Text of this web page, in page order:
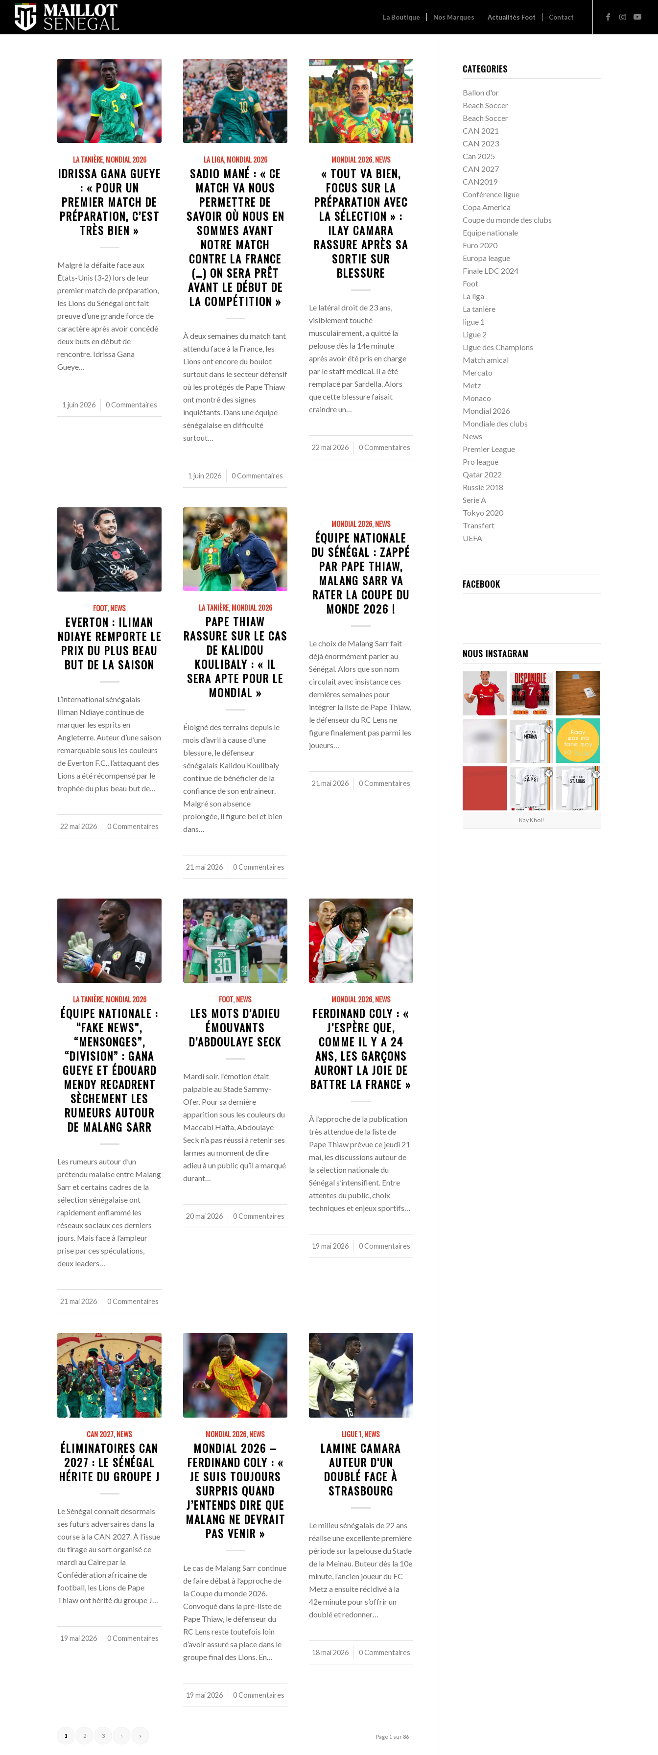
La Boutique Nos Marques Actualités Foot Contact
LA TANIÈRE,MONDIAL 2026
IDRISSA GANA GUEYE
: « POUR UN
PREMIER MATCH DE
PRÉPARATION, C’EST
TRÈS BIEN »
Malgré la défaite face aux
États-Unis (3-2) lors de leur
premier match de préparation,
les Lions du Sénégal ont fait
preuve d’une grande force de
caractère après avoir concédé
deux buts en début de
rencontre. Idrissa Gana
Gueye…
1 juin 2026
/ 0 Commentaires
LA LIGA,MONDIAL 2026
SADIO MANÉ : « CE
MATCH VA NOUS
PERMETTRE DE
SAVOIR OÙ NOUS EN
SOMMES AVANT
NOTRE MATCH
CONTRE LA FRANCE
(…) ON SERA PRÊT
AVANT LE DÉBUT DE
LA COMPÉTITION »
À deux semaines du match tant
attendu face à la France, les
Lions ont encore du boulot
surtout dans le secteur défensif
où les protégés de Pape Thiaw
ont montré des signes
inquiétants. Dans une équipe
sénégalaise en difficulté
surtout…
1 juin 2026
/ 0 Commentaires
MONDIAL 2026,NEWS
« TOUT VA BIEN,
FOCUS SUR LA
PRÉPARATION AVEC
LA SÉLECTION » :
ILAY CAMARA
RASSURE APRÈS SA
SORTIE SUR
BLESSURE
Le latéral droit de 23 ans,
visiblement touché
musculairement, a quitté la
pelouse dès la 14e minute
après avoir été pris en charge
par le staff médical. Il a été
remplacé par Sardella. Alors
que cette blessure faisait
craindre un…
22 mai 2026
/ 0 Commentaires
FOOT,NEWS
EVERTON : ILIMAN
NDIAYE REMPORTE LE
PRIX DU PLUS BEAU
BUT DE LA SAISON
L’international sénégalais
Iliman Ndiaye continue de
marquer les esprits en
Angleterre. Auteur d’une saison
remarquable sous les couleurs
de Everton F.C., l’attaquant des
Lions a été récompensé par le
trophée du plus beau but de…
22 mai 2026
/ 0 Commentaires
LA TANIÈRE,MONDIAL 2026
PAPE THIAW
RASSURE SUR LE CAS
DE KALIDOU
KOULIBALY : « IL
SERA APTE POUR LE
MONDIAL »
Éloigné des terrains depuis le
mois d’avril à cause d’une
blessure, le défenseur
sénégalais Kalidou Koulibaly
continue de bénéficier de la
confiance de son entraineur.
Malgré son absence
prolongée, il figure bel et bien
dans…
21 mai 2026
/ 0 Commentaires
MONDIAL 2026,NEWS
ÉQUIPE NATIONALE
DU SÉNÉGAL : ZAPPÉ
PAR PAPE THIAW,
MALANG SARR VA
RATER LA COUPE DU
MONDE 2026 !
Le choix de Malang Sarr fait
déjà énormément parler au
Sénégal. Alors que son nom
circulait avec insistance ces
dernières semaines pour
intégrer la liste de Pape Thiaw,
le défenseur du RC Lens ne
figure finalement pas parmi les
joueurs…
21 mai 2026
/ 0 Commentaires
LA TANIÈRE,MONDIAL 2026
ÉQUIPE NATIONALE :
“FAKE NEWS”,
“MENSONGES”,
“DIVISION” : GANA
GUEYE ET ÉDOUARD
MENDY RECADRENT
SÈCHEMENT LES
RUMEURS AUTOUR
DE MALANG SARR
Les rumeurs autour d’un
prétendu malaise entre Malang
Sarr et certains cadres de la
sélection sénégalaise ont
rapidement enflammé les
réseaux sociaux ces derniers
jours. Mais face à l’ampleur
prise par ces spéculations,
deux leaders…
21 mai 2026
/ 0 Commentaires
FOOT,NEWS
LES MOTS D’ADIEU
ÉMOUVANTS
D’ABDOULAYE SECK
Mardi soir, l’émotion était
palpable au Stade Sammy-
Ofer. Pour sa dernière
apparition sous les couleurs du
Maccabi Haïfa, Abdoulaye
Seck n’a pas réussi à retenir ses
larmes au moment de dire
adieu à un public qu’il a marqué
durant…
20 mai 2026
/ 0 Commentaires
MONDIAL 2026,NEWS
FERDINAND COLY : «
J’ESPÈRE QUE,
COMME IL Y A 24
ANS, LES GARÇONS
AURONT LA JOIE DE
BATTRE LA FRANCE »
À l’approche de la publication
très attendue de la liste de
Pape Thiaw prévue ce jeudi 21
mai, les discussions autour de
la sélection nationale du
Sénégal s’intensifient. Entre
attentes du public, choix
techniques et enjeux sportifs…
19 mai 2026
/ 0 Commentaires
CAN 2027,NEWS
ÉLIMINATOIRES CAN
2027 : LE SÉNÉGAL
HÉRITE DU GROUPE J
Le Sénégal connaît désormais
ses futurs adversaires dans la
course à la CAN 2027. À l’issue
du tirage au sort organisé ce
mardi au Caire par la
Confédération africaine de
football, les Lions de Pape
Thiaw ont hérité du groupe J…
19 mai 2026
/ 0 Commentaires
MONDIAL 2026,NEWS
MONDIAL 2026 –
FERDINAND COLY : «
JE SUIS TOUJOURS
SURPRIS QUAND
J’ENTENDS DIRE QUE
MALANG NE DEVRAIT
PAS VENIR »
Le cas de Malang Sarr continue
de faire débat à l’approche de
la Coupe du monde 2026.
Convoqué dans la pré-liste de
Pape Thiaw, le défenseur du
RC Lens reste toutefois loin
d’avoir assuré sa place dans le
groupe final des Lions. En…
19 mai 2026
/ 0 Commentaires
LIGUE 1,NEWS
LAMINE CAMARA
AUTEUR D’UN
DOUBLÉ FACE À
STRASBOURG
Le milieu sénégalais de 22 ans
réalise une excellente première
période sur la pelouse du Stade
de la Meinau. Buteur dès la 10e
minute, l’ancien joueur du FC
Metz a ensuite récidivé à la
42e minute pour s’offrir un
doublé et redonner…
18 mai 2026
/ 0 Commentaires
Page 1 sur 86
1 2 3 › »
CATEGORIES
Ballon d'or
Beach Soccer
Beach Soccer
CAN 2021
CAN 2023
Can 2025
CAN 2027
CAN2019
Conférence ligue
Copa America
Coupe du monde des clubs
Equipe nationale
Euro 2020
Europa league
Finale LDC 2024
Foot
La liga
La tanière
ligue 1
Ligue 2
Ligue des Champions
Match amical
Mercato
Metz
Monaco
Mondial 2026
Mondiale des clubs
News
Premier League
Pro league
Qatar 2022
Russie 2018
Serie A
Tokyo 2020
Transfert
UEFA
FACEBOOK
NOUS INSTAGRAM
Kay Khol!